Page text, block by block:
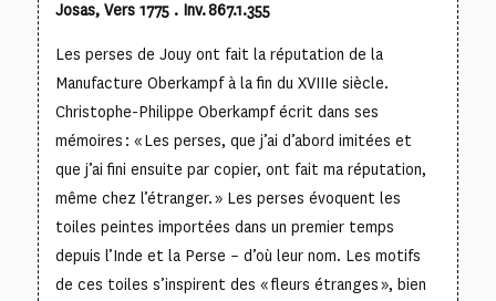
Josas, Vers 1775 . Inv. 867.1.355
Les perses de Jouy ont fait la réputation de la
Manufacture Oberkampf à la fin du XVIIIe siècle.
Christophe-Philippe Oberkampf écrit dans ses
mémoires : « Les perses, que j’ai d’abord imitées et
que j’ai fini ensuite par copier, ont fait ma réputation,
même chez l’étranger. » Les perses évoquent les
toiles peintes importées dans un premier temps
depuis l’Inde et la Perse – d’où leur nom. Les motifs
de ces toiles s’inspirent des « fleurs étranges », bien